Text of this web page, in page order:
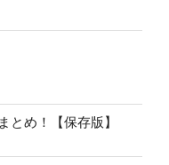
とめ！【保存版】